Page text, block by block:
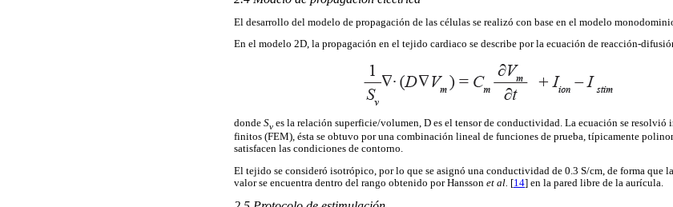
El desarrollo del modelo de propagación de las células se realizó con base en el modelo
En el modelo 2D, la propagación en el tejido cardiaco se describe por la ecuación de reacción-
donde Sv es la relación superficie/volumen, D es el tensor de conductividad. La ecuación se resolvió
finitos (FEM), ésta se obtuvo por una combinación lineal de funciones de prueba, típicamente
satisfacen las condiciones de contorno.
El tejido se consideró isotrópico, por lo que se asignó una conductividad de 0.3 S/cm, de forma que
valor se encuentra dentro del rango obtenido por Hansson et al. [14] en la pared libre de la aurícula.